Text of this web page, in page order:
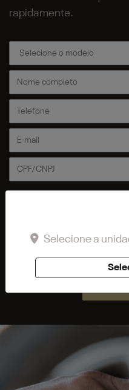
rapidamente.
Li e aceito aPolítica de
Selecione a